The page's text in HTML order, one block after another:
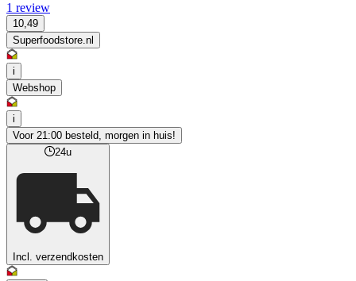
1 review
10,49
Superfoodstore.nl
i
Webshop
i
Voor 21:00 besteld, morgen in huis!
24u
Incl. verzendkosten